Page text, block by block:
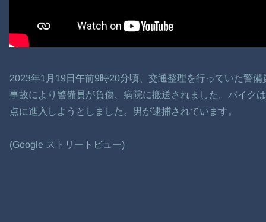
2023年1月19日午前9時20分頃、交通整理を行っていた警
事故により警備員が負傷、病院に搬送されました。バイク
点に進入しようとしました。男が逮捕されています。
(Google ストリートビュー)